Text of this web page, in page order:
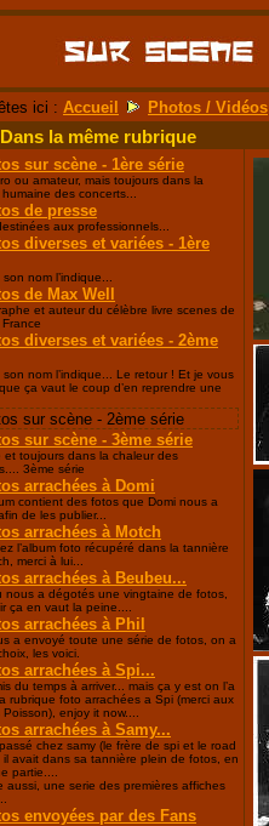
ici : Accueil Photos / Vidéos
Dans la même rubrique
sur scène - 1ère série
ou amateur, mais toujours dans la
des concerts...
de presse
aux professionnels...
diverses et variées - 1ère
nom l’indique...
de Max Well
et auteur du célèbre livre scenes de
diverses et variées - 2ème
son nom l’indique... Le retour ! Et je vous
ça vaut le coup d’en reprendre une
sur scène - 2ème série
sur scène - 3ème série
et toujours dans la chaleur des
3ème série
arrachées à Domi
contient des fotos que Domi nous a
de les publier...
arrachées à Motch
l’album foto récupéré dans la tannière
merci à lui...
arrachées à Beubeu...
nous a dégotés une vingtaine de fotos,
ça en vaut la peine....
arrachées à Phil
a envoyé toute une série de fotos, on a
les voici.
arrachées à Spi...
du temps à arriver... mais ça y est on l’a
rubrique foto arrachées a Spi (merci aux
enjoy it now....
arrachées à Samy...
chez samy (le frère de spi et le road
il avait dans sa tannière plein de fotos, en
partie....
aussi, une serie des premières affiches
envoyées par des Fans